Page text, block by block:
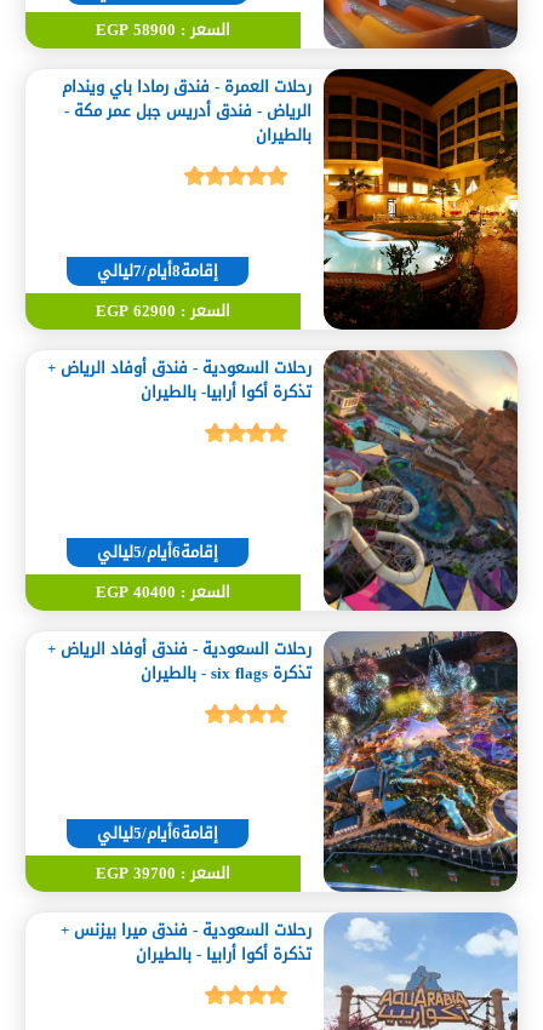
السعر : 58900 EGP
رحلات العمرة - فندق رمادا باي ويندام
الرياض - فندق أدريس جبل عمر مكة -
بالطيران
إقامة8أيام/7ليالي
السعر : 62900 EGP
رحلات السعودية - فندق أوفاد الرياض +
تذكرة أكوا أرابيا- بالطيران
إقامة6أيام/5ليالي
السعر : 40400 EGP
رحلات السعودية - فندق أوفاد الرياض +
تذكرة six flags - بالطيران
إقامة6أيام/5ليالي
السعر : 39700 EGP
رحلات السعودية - فندق ميرا بيزنس +
تذكرة أكوا أرابيا - بالطيران